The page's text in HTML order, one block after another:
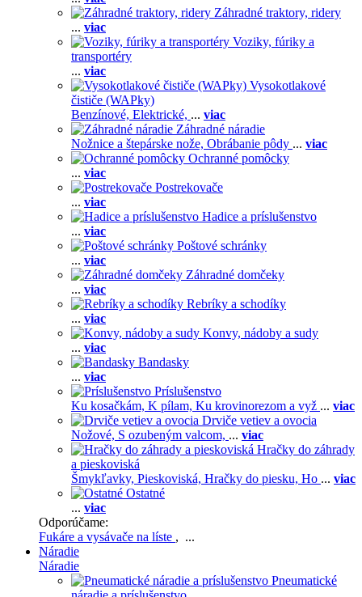
Záhradné traktory, ridery
... viac
Voziky, fúriky a
transportéry
... viac
Vysokotlakové
čističe (WAPky)
Benzínové, Elektrické, ... viac
Záhradné náradie
Nožnice a štepárske nože, Obrábanie pôdy ... viac
Ochranné pomôcky
... viac
Postrekovače
... viac
Hadice a príslušenstvo
... viac
Poštové schránky
... viac
Záhradné domčeky
... viac
Rebríky a schodíky
... viac
Konvy, nádoby a sudy
... viac
Bandasky
... viac
Príslušenstvo
Ku kosačkám, K pílam, Ku krovinorezom a vyž ... viac
Drviče vetiev a ovocia
Nožové, S ozubeným valcom, ... viac
Hračky do záhrady
a pieskoviská
Šmykľavky, Pieskoviská, Hračky do piesku, Ho ... viac
Ostatné
... viac
Odporúčame:
Fukáre a vysávače na líste , ...
Náradie
Náradie
Pneumatické